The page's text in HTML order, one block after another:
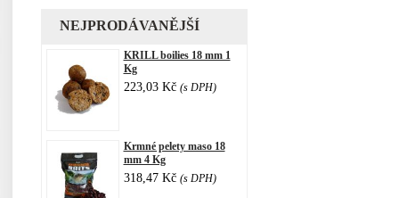
NEJPRODÁVANĚJŠÍ
KRILL boilies 18 mm 1
Kg
223,03 Kč (s DPH)
Krmné pelety maso 18
mm 4 Kg
318,47 Kč (s DPH)